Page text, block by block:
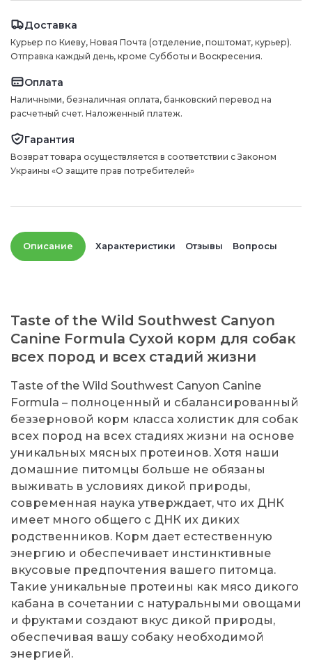
Доставка
Курьер по Киеву, Новая Почта (отделение, поштомат, курьер).
Отправка каждый день, кроме Субботы и Воскресения.
Оплата
Наличными, безналичная оплата, банковский перевод на
расчетный счет. Наложенный платеж.
Гарантия
Возврат товара осуществляется в соответствии с Законом
Украины «О защите прав потребителей»
Описание Характеристики Отзывы Вопросы
Taste of the Wild Southwest Canyon
Canine Formula Сухой корм для собак
всех пород и всех стадий жизни
Taste of the Wild Southwest Canyon Canine
Formula – полноценный и сбалансированный
беззерновой корм класса холистик для собак
всех пород на всех стадиях жизни на основе
уникальных мясных протеинов. Хотя наши
домашние питомцы больше не обязаны
выживать в условиях дикой природы,
современная наука утверждает, что их ДНК
имеет много общего с ДНК их диких
родственников. Корм дает естественную
энергию и обеспечивает инстинктивные
вкусовые предпочтения вашего питомца.
Такие уникальные протеины как мясо дикого
кабана в сочетании с натуральными овощами
и фруктами создают вкус дикой природы,
обеспечивая вашу собаку необходимой
энергией.